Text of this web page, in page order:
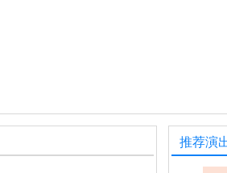
推荐演